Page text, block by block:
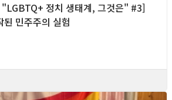
정치 생태계, 그것은" #3]
민주주의 실험